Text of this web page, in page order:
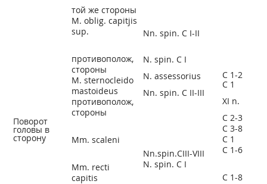
Поворот
головы в
сторону
той же стороны
M. oblig. capitjis
sup.
противополож,
стороны
M. sternocleido
mastoideus
противополож,
стороны
Mm. scaleni
Mm. recti
capitis
Nn. spin. C I-II
N. spin. C I
N. assessorius
Nn. spin. C II-III
Nn.spin.CIII-VIII
N. spin. C I
C 1-2
C 1
XI n.
C 2-3
C 3-8
C 1
C 1-6
C 1-8